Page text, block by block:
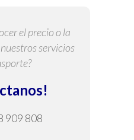
el precio o la
servicios
909 808